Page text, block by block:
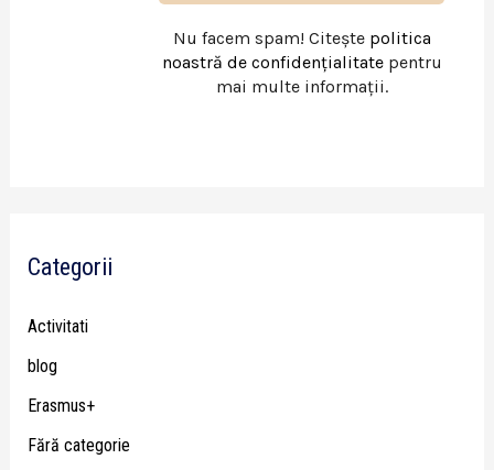
Nu facem spam! Citește politica
noastră de confidențialitatepentru
mai multe informații.
Categorii
Activitati
blog
Erasmus+
Fără categorie